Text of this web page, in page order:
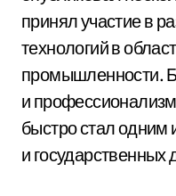
принял участие в
технологий в
промышленности.
и
быстро стал одним
и государственных